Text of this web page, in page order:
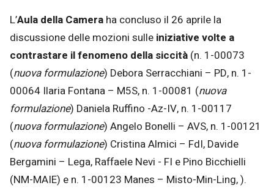
L’Aula della Camera ha concluso il 26 aprile la
discussione delle mozioni sulle iniziative volte a
contrastare il fenomeno della siccità (n. 1-00073
(nuova formulazione) Debora Serracchiani – PD, n. 1-
00064 Ilaria Fontana – M5S, n. 1-00081 (nuova
formulazione) Daniela Ruffino -Az-IV, n. 1-00117
(nuova formulazione) Angelo Bonelli – AVS, n. 1-00121
(nuova formulazione) Cristina Almici – FdI, Davide
Bergamini – Lega, Raffaele Nevi - FI e Pino Bicchielli
(NM-MAIE) e n. 1-00123 Manes – Misto-Min-Ling, ).